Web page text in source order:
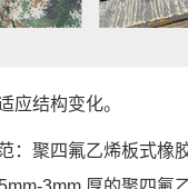
应结构变化。
：聚四氟乙烯板式橡